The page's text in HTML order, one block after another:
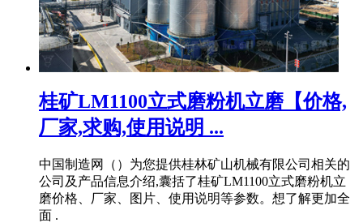
桂矿LM1100立式磨粉机立磨【价格,
厂家,求购,使用说明 ...
中国制造网（）为您提供桂林矿山机械有限公司相关的
公司及产品信息介绍,囊括了桂矿LM1100立式磨粉机立
磨价格、厂家、图片、使用说明等参数。想了解更加全
面 .